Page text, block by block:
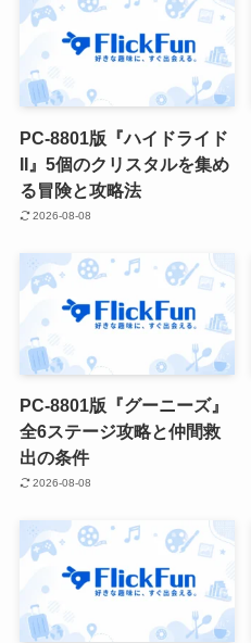
PC-8801版『ハイドライド
II』5個のクリスタルを集め
る冒険と攻略法
2026-08-08
PC-8801版『グーニーズ』
全6ステージ攻略と仲間救
出の条件
2026-08-08